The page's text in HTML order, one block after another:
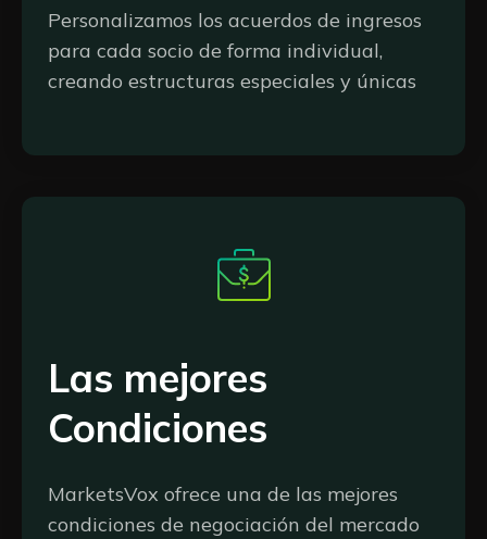
Las mejores
Condiciones
MarketsVox ofrece una de las mejores
condiciones de negociación del mercado
Personalizamos los acuerdos de ingresos
para cada socio de forma individual,
creando estructuras especiales y únicas